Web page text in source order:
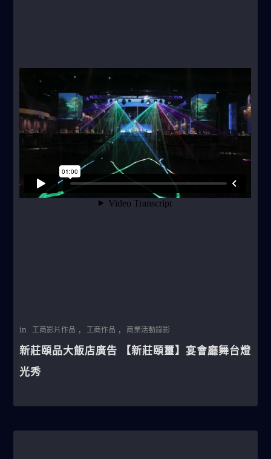
in 工商影片作品 , 工商作品 , 商業活動錄影
新莊頤品大飯店廣告 【新莊頤璽】宴會廳舞台燈
光秀